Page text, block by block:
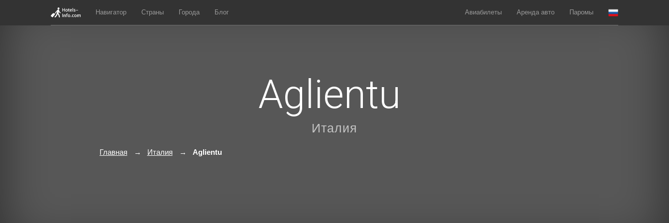
Навигатор Страны Города Блог Авиабилеты Аренда авто Паромы
Aglientu
Италия
Главная Италия Aglientu